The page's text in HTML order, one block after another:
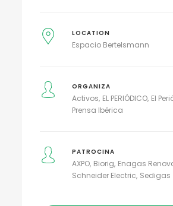
LOCATION
Espacio Bertelsmann
ORGANIZA
Activos EL PERIÓDICO El
Prensa Ibérica
PATROCINA
AXPO Biorig Enagas
Schneider Electric Sedigas